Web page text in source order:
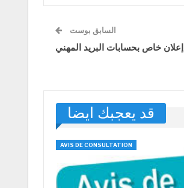
السابق بوست
إعلان خاص بحسابات البريد المهني
قد يعجبك ايضا
AVIS DE CONSULTATION